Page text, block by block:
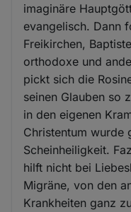
imaginäre
evangelisch. Dann
Freikirchen,
orthodoxe und
pickt sich die
seinen Glauben so
in den eigenen
Christentum wurde
Scheinheiligkeit.
hilft nicht bei
Migräne, von den
Krankheiten ganz